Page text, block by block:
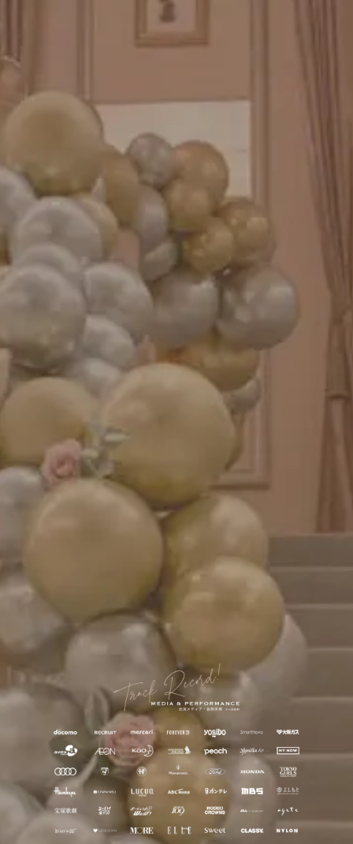
成人式バルーン特集